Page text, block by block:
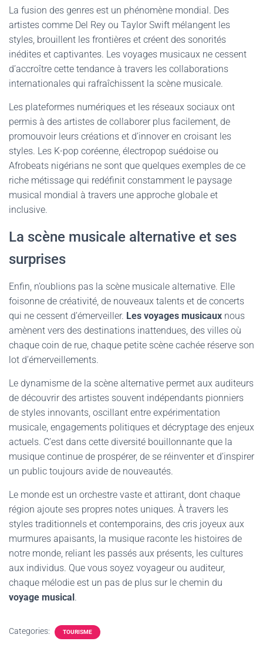
La fusion des genres est un phénomène mondial. Des
artistes comme Del Rey ou Taylor Swift mélangent les
styles, brouillent les frontières et créent des sonorités
inédites et captivantes. Les voyages musicaux ne cessent
d’accroître cette tendance à travers les collaborations
internationales qui rafraîchissent la scène musicale.
Les plateformes numériques et les réseaux sociaux ont
permis à des artistes de collaborer plus facilement, de
promouvoir leurs créations et d’innover en croisant les
styles. Les K-pop coréenne, électropop suédoise ou
Afrobeats nigérians ne sont que quelques exemples de ce
riche métissage qui redéfinit constamment le paysage
musical mondial à travers une approche globale et
inclusive.
La scène musicale alternative et ses
surprises
Enfin, n’oublions pas la scène musicale alternative. Elle
foisonne de créativité, de nouveaux talents et de concerts
qui ne cessent d’émerveiller. Les voyages musicaux nous
amènent vers des destinations inattendues, des villes où
chaque coin de rue, chaque petite scène cachée réserve son
lot d’émerveillements.
Le dynamisme de la scène alternative permet aux auditeurs
de découvrir des artistes souvent indépendants pionniers
de styles innovants, oscillant entre expérimentation
musicale, engagements politiques et décryptage des enjeux
actuels. C’est dans cette diversité bouillonnante que la
musique continue de prospérer, de se réinventer et d’inspirer
un public toujours avide de nouveautés.
Le monde est un orchestre vaste et attirant, dont chaque
région ajoute ses propres notes uniques. À travers les
styles traditionnels et contemporains, des cris joyeux aux
murmures apaisants, la musique raconte les histoires de
notre monde, reliant les passés aux présents, les cultures
aux individus. Que vous soyez voyageur ou auditeur,
chaque mélodie est un pas de plus sur le chemin du
voyage musical.
Categories: TOURISME